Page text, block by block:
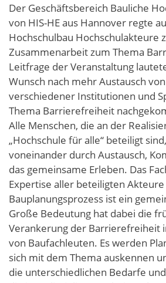
Der Geschäftsbereich Bauliche
von HIS-HE aus Hannover regte
Hochschulbau Hochschulakteure
Zusammenarbeit zum Thema
Leitfrage der Veranstaltung
Wunsch nach mehr Austausch
verschiedener Institutionen und
Thema Barrierefreiheit
Alle Menschen, die an der
„Hochschule für alle“ beteiligt
voneinander durch Austausch,
das gemeinsame Erleben. Das
Expertise aller beteiligten
Bauplanungsprozess ist ein
Große Bedeutung hat dabei die
Verankerung der Barrierefreiheit
von Baufachleuten. Es werden
sich mit dem Thema auskennen
die unterschiedlichen Bedarfe